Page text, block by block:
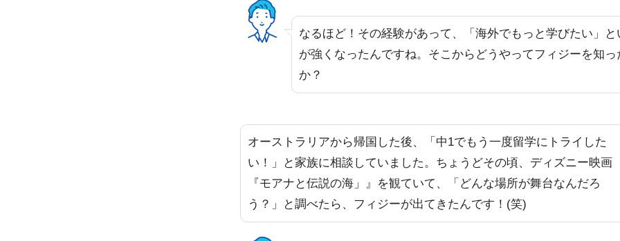
なるほど！その経験があって、「海外でもっと学びたい」と
が強くなったんですね。そこからどうやってフィジーを知っ
か？
オーストラリアから帰国した後、「中1でもう一度留学にトライした
い！」と家族に相談していました。ちょうどその頃、ディズニー映画
『モアナと伝説の海」』を観ていて、「どんな場所が舞台なんだろ
う？」と調べたら、フィジーが出てきたんです！(笑)